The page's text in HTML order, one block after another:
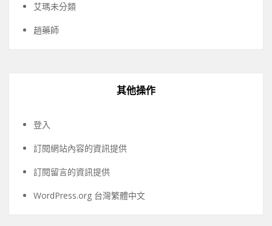
艾瑪未分類
趙藥師
其他操作
登入
訂閱網站內容的資訊提供
訂閱留言的資訊提供
WordPress.org 台灣繁體中文